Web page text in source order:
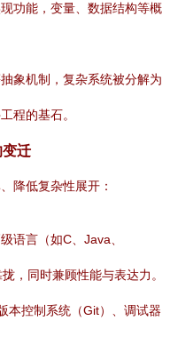
功能，变量、数据结构等概
象机制，复杂系统被分解为
程的基石。
迁
降低复杂性展开：
语言（如C、Java、
，同时兼顾性能与表达力。
本控制系统（Git）、调试器